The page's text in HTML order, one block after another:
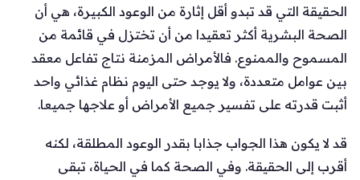
الحقيقة التي قد تبدو أقل إثارة من الوعود الكبيرة، هي أن
الصحة البشرية أكثر تعقيدا من أن تختزل في قائمة من
المسموح والممنوع. فالأمراض المزمنة نتاج تفاعل معقد
بين عوامل متعددة، ولا يوجد حتى اليوم نظام غذائي واحد
أثبت قدرته على تفسير جميع الأمراض أو علاجها جميعا.
قد لا يكون هذا الجواب جذابا بقدر الوعود المطلقة، لكنه
أقرب إلى الحقيقة. وفي الصحة كما في الحياة، تبقى